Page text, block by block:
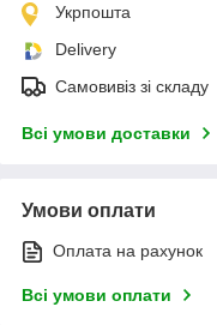
Укрпошта
Delivery
Самовивіз зі складу
Всі умови доставки
Умови оплати
Оплата на рахунок
Всі умови оплати